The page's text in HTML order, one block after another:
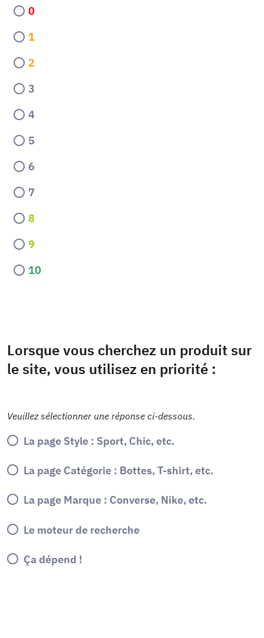
0
1
2
3
4
5
6
7
8
9
10
Lorsque vous cherchez un produit sur
le site, vous utilisez en priorité :
Veuillez sélectionner une réponse ci-dessous.
La page Style : Sport, Chic, etc.
La page Catégorie : Bottes, T-shirt, etc.
La page Marque : Converse, Nike, etc.
Le moteur de recherche
Ça dépend !